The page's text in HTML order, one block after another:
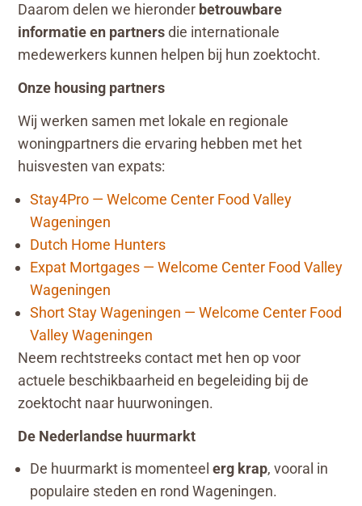
Daarom delen we hieronder betrouwbare
informatie en partnersdie internationale
medewerkers kunnen helpen bij hun zoektocht.
Onze housing partners
Wij werken samen met lokale en regionale
woningpartners die ervaring hebben met het
huisvesten van expats:
Stay4Pro — Welcome Center Food Valley
Wageningen
Dutch Home Hunters
Expat Mortgages — Welcome Center Food Valley
Wageningen
Short Stay Wageningen — Welcome Center Food
Valley Wageningen
Neem rechtstreeks contact met hen op voor
actuele beschikbaarheid en begeleiding bij de
zoektocht naar huurwoningen.
De Nederlandse huurmarkt
De huurmarkt is momenteelerg krap, vooral in
populaire steden en rond Wageningen.